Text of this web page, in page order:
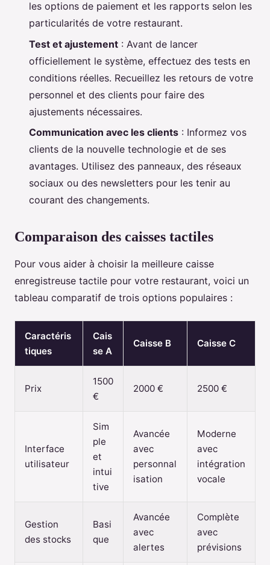
les options de paiement et les rapports selon les
particularités de votre restaurant.
Test et ajustement : Avant de lancer
officiellement le système, effectuez des tests en
conditions réelles. Recueillez les retours de votre
personnel et des clients pour faire des
ajustements nécessaires.
Communication avec les clients : Informez vos
clients de la nouvelle technologie et de ses
avantages. Utilisez des panneaux, des réseaux
sociaux ou des newsletters pour les tenir au
courant des changements.
Comparaison des caisses tactiles
Pour vous aider à choisir la meilleure caisse
enregistreuse tactile pour votre restaurant, voici un
tableau comparatif de trois options populaires :
Caractéris
tiques
Cais
se A
Caisse B Caisse C
Prix
1500
€
2000 € 2500 €
Interface
utilisateur
Sim
ple
et
intui
tive
Avancée
avec
personnal
isation
Moderne
avec
intégration
vocale
Gestion
des stocks
Basi
que
Avancée
avec
alertes
Complète
avec
prévisions